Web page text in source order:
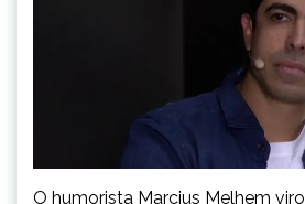
O humorista Marcius Melhem